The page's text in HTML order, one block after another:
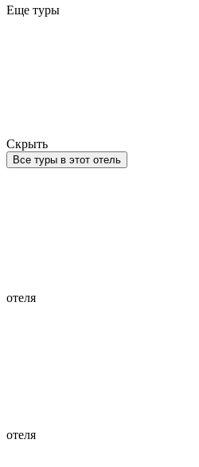
Еще туры
Скрыть
Все туры в этот отель
отеля
отеля